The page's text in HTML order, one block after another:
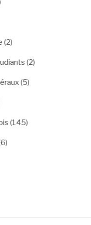
(2)
(2)
(5)
(145)